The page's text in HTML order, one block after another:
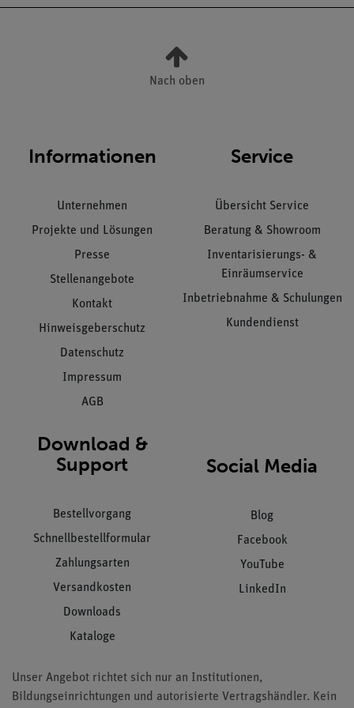
Nach oben
Informationen
Unternehmen
Projekte und Lösungen
Presse
Stellenangebote
Kontakt
Hinweisgeberschutz
Datenschutz
Impressum
AGB
Service
Übersicht Service
Beratung & Showroom
Inventarisierungs- &
Einräumservice
Inbetriebnahme & Schulungen
Kundendienst
Download &
Support
Bestellvorgang
Schnellbestellformular
Zahlungsarten
Versandkosten
Downloads
Kataloge
Social Media
Blog
Facebook
YouTube
LinkedIn
Unser Angebot richtet sich nur an Institutionen,
Bildungseinrichtungen und autorisierte Vertragshändler. Kein